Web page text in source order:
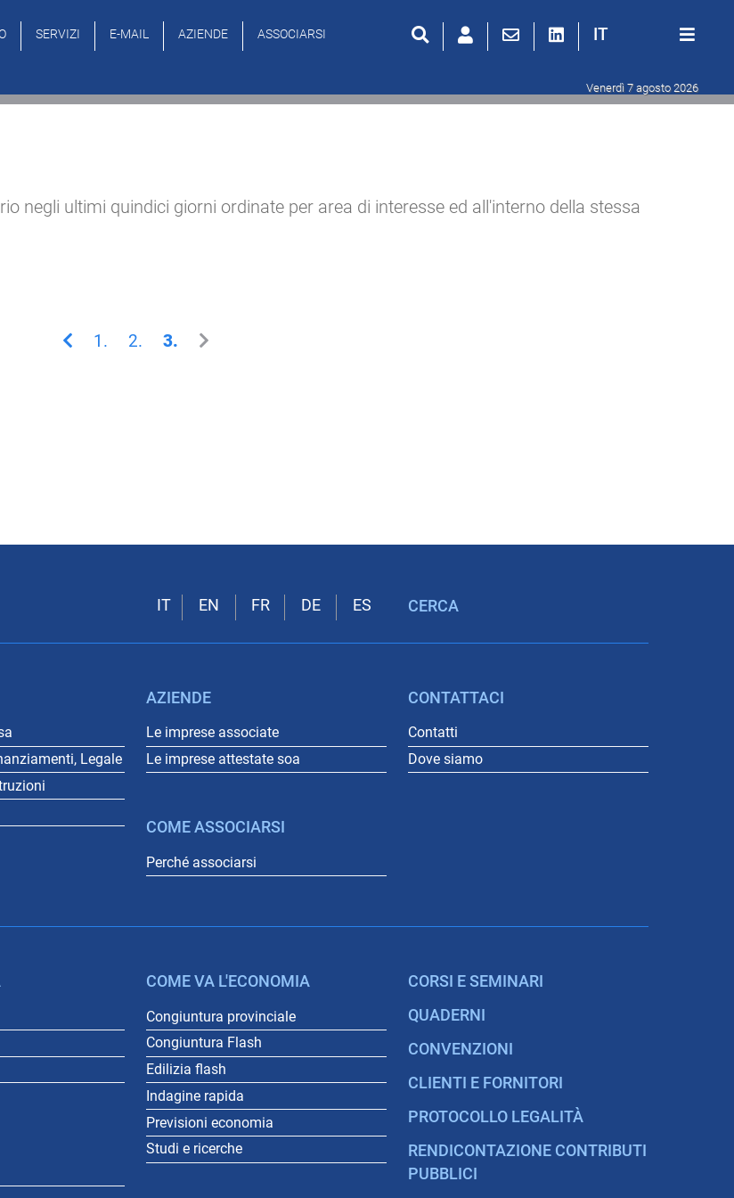
SERVIZI E-MAIL AZIENDE ASSOCIARSI IT
Venerdì 7 agosto 2026
negli ultimi quindici giorni ordinate per area di interesse ed all'interno della stessa
1. 2. 3.
CERCA
Legale
AZIENDE
Le imprese associate
Le imprese attestate soa
COME ASSOCIARSI
Perché associarsi
CONTATTACI
Contatti
Dove siamo
COME VA L'ECONOMIA
Congiuntura provinciale
Congiuntura Flash
Edilizia flash
Indagine rapida
Previsioni economia
Studi e ricerche
CORSI E SEMINARI
QUADERNI
CONVENZIONI
CLIENTI E FORNITORI
PROTOCOLLO LEGALITÀ
RENDICONTAZIONE CONTRIBUTI
PUBBLICI